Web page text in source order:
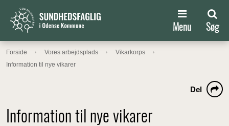
Menu Søg
Forside Vores arbejdsplads
Vikarkorps
Information til nye vikarer
Information til nye vikarer
Del